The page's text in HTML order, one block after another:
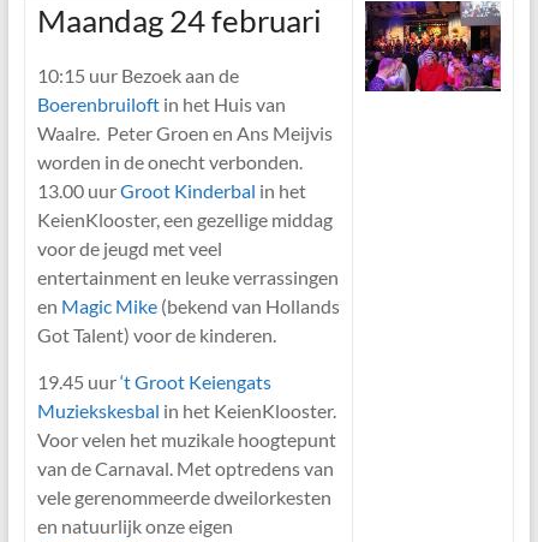
Maandag 24 februari
10:15 uur Bezoek aan de
Boerenbruiloftin het Huis van
Waalre. Peter Groen en Ans Meijvis
worden in de onecht verbonden.
13.00 uurGroot Kinderbal in het
KeienKlooster, een gezellige middag
voor de jeugd met veel
entertainment en leuke verrassingen
en Magic Mike(bekend van Hollands
Got Talent) voor de kinderen.
19.45 uur‘t Groot Keiengats
Muziekskesbal in het KeienKlooster.
Voor velen het muzikale hoogtepunt
van de Carnaval. Met optredens van
vele gerenommeerde dweilorkesten
en natuurlijk onze eigen